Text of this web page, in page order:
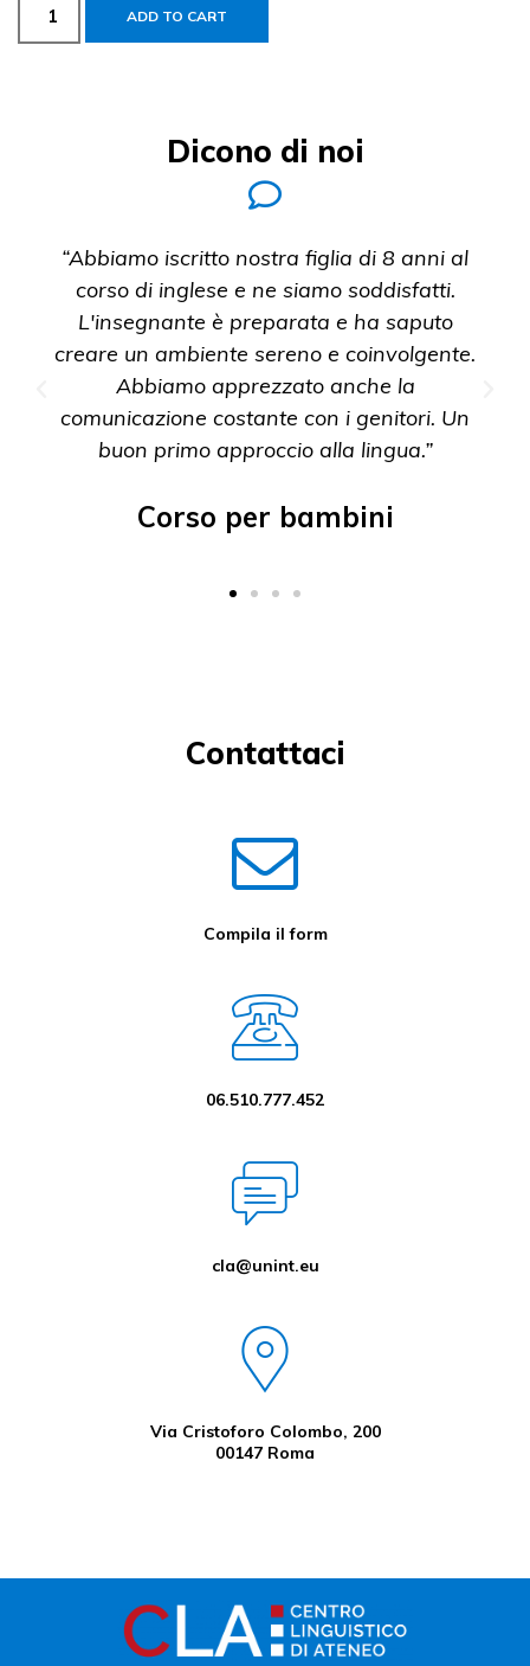
ADD TO CART
Dicono di noi
“Abbiamo iscritto nostra figlia di 8 anni al
corso di inglese e ne siamo soddisfatti.
L'insegnante è preparata e ha saputo
creare un ambiente sereno e coinvolgente.
Abbiamo apprezzato anche la
comunicazione costante con i genitori. Un
buon primo approccio alla lingua.”
Corso per bambini
Contattaci
Compila il form
06.510.777.452
cla@unint.eu
Via Cristoforo Colombo, 200
00147 Roma